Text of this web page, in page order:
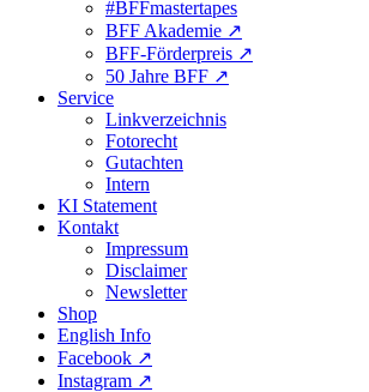
#BFFmastertapes
BFF Akademie ↗︎
BFF-Förderpreis ↗︎
50 Jahre BFF ↗︎
Service
Linkverzeichnis
Fotorecht
Gutachten
Intern
KI Statement
Kontakt
Impressum
Disclaimer
Newsletter
Shop
English Info
Facebook ↗︎
Instagram ↗︎